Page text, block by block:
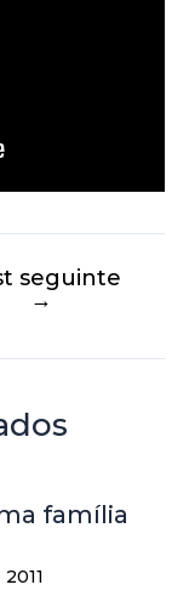
seguinte
→
família